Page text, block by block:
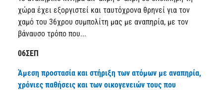
χώρα έχει εξοργιστεί και ταυτόχρονα θρηνεί για τον
χαμό του 36χρου συμπολίτη μας με αναπηρία, με τον
βάναυσο τρόπο που...
06ΣΕΠ
Άμεση προστασία και στήριξη των ατόμων με αναπηρία,
χρόνιες παθήσεις και των οικογενειών τους που